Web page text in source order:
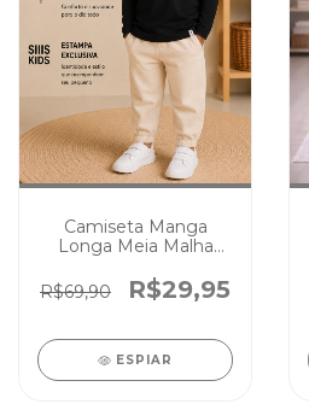
Camiseta Manga
Longa Meia Malha
Preta
R$69,90 R$29,95
ESPIAR